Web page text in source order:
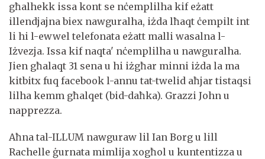
għalhekk issa kont se nċemplilha kif eżatt
illendjajna biex nawguralha, iżda lħaqt ċempilt int
li hi l-ewwel telefonata eżatt malli wasalna l-
Iżvezja. Issa kif naqta' nċemplilha u nawguralha.
Jien għalaqt 31 sena u hi iżgħar minni iżda la ma
kitbitx fuq facebook l-annu tat-twelid aħjar tistaqsi
lilha kemm għalqet (bid-daħka). Grazzi John u
napprezza.
Aħna tal-ILLUM nawguraw lil Ian Borg u lill
Rachelle ġurnata mimlija xogħol u kuntentizza u